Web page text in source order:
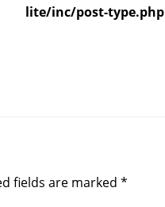
lite/inc/post-type.php
fields are marked *